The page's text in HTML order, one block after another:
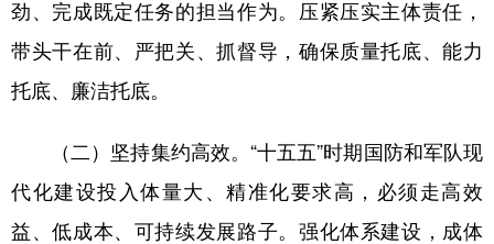
劲、完成既定任务的担当作为。压紧压实主体责任，
带头干在前、严把关、抓督导，确保质量托底、能力
托底、廉洁托底。
（二）坚持集约高效。“十五五”时期国防和军队现
代化建设投入体量大、精准化要求高，必须走高效
益、低成本、可持续发展路子。强化体系建设，成体